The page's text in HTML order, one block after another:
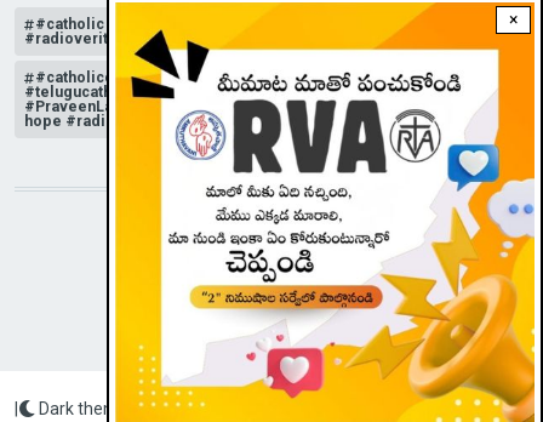
×
#catholic #radioveritasasia #rvatelugu #telugucatholic
#radioveritasasiatelugu
#catholicchurchnews #catholictelugu #telugucatholic
#telugucatholicchurch #radioveritasasia #rvatelugu
#PraveenLakkisetti #reflection #advent #christmas #messageof
hope #radioveritas #rvatelugu #viral #insta
STAY CONNECTED WITH US!
Dark theme